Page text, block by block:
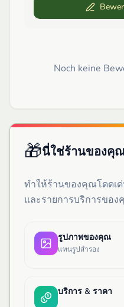
Noch keine
🎁นี่ใช่ร้านของคุ
ทำให้ร้านของคุณโดดเ
และรายการบริการขอ
รูปภาพของคุณ
แทนรูปสำรอง
บริการ & ราคา